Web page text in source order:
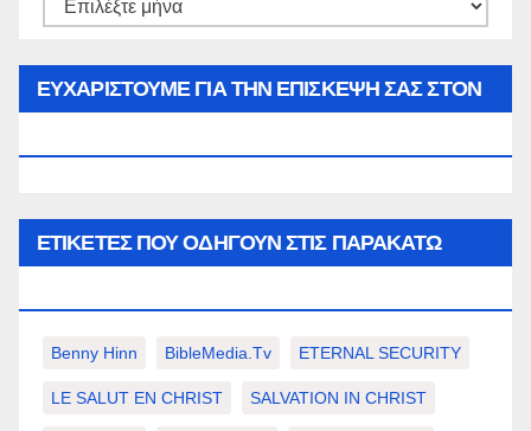
ΕΥΧΑΡΙΣΤΟΥΜΕ ΓΙΑ ΤΗΝ ΕΠΙΣΚΕΨΗ ΣΑΣ ΣΤΟΝ
ΕΤΙΚΈΤΕΣ ΠΟΥ ΟΔΗΓΟΎΝ ΣΤΙΣ ΠΑΡΑΚΆΤΩ
Benny Hinn BibleMedia.tv ETERNAL SECURITY
LE SALUT EN CHRIST SALVATION IN CHRIST